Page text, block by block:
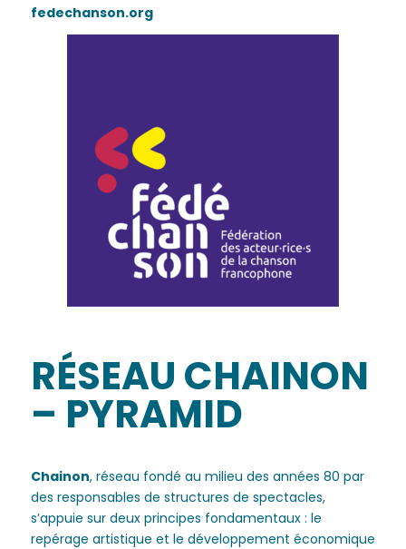
fedechanson.org
RÉSEAU CHAINON
– PYRAMID
Chainon, réseau fondé au milieu des années 80 par
des responsables de structures de spectacles,
s’appuie sur deux principes fondamentaux : le
repérage artistique et le développement économique